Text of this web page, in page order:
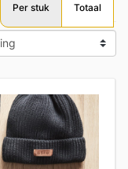
Per stuk Totaal